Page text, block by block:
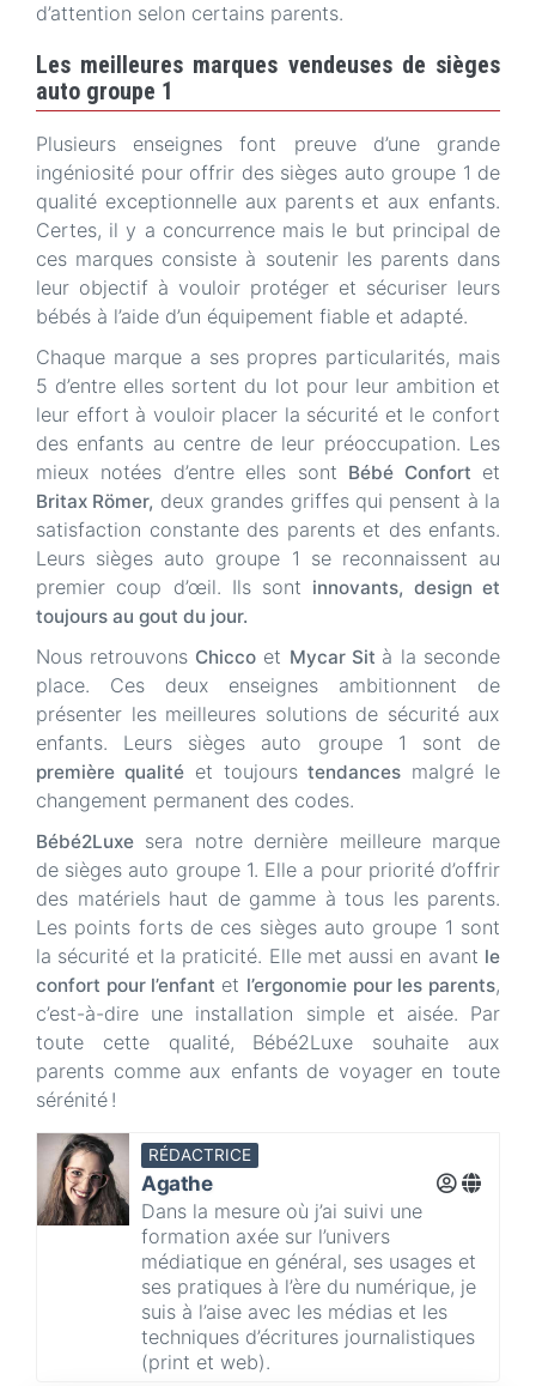
d’attention selon certains parents.
Les meilleures marques vendeuses de sièges
auto groupe 1
Plusieurs enseignes font preuve d’une grande
ingéniosité pour offrir des sièges auto groupe 1 de
qualité exceptionnelle aux parents et aux enfants.
Certes, il y a concurrence mais le but principal de
ces marques consiste à soutenir les parents dans
leur objectif à vouloir protéger et sécuriser leurs
bébés à l’aide d’un équipement fiable et adapté.
Chaque marque a ses propres particularités, mais
5 d’entre elles sortent du lot pour leur ambition et
leur effort à vouloir placer la sécurité et le confort
des enfants au centre de leur préoccupation. Les
mieux notées d’entre elles sont Bébé Confort et
Britax Römer, deux grandes griffes qui pensent à la
satisfaction constante des parents et des enfants.
Leurs sièges auto groupe 1 se reconnaissent au
premier coup d’œil. Ils sont innovants, design et
toujours au gout du jour.
Nous retrouvons Chiccoet Mycar Sit à la seconde
place. Ces deux enseignes ambitionnent de
présenter les meilleures solutions de sécurité aux
enfants. Leurs sièges auto groupe 1 sont de
première qualitéet toujourstendances malgré le
changement permanent des codes.
Bébé2Luxe sera notre dernière meilleure marque
de sièges auto groupe 1. Elle a pour priorité d’offrir
des matériels haut de gamme à tous les parents.
Les points forts de ces sièges auto groupe 1 sont
la sécurité et la praticité. Elle met aussi en avant le
confort pour l’enfant et l’ergonomie pour les parents,
c’est-à-dire une installation simple et aisée. Par
toute cette qualité, Bébé2Luxe souhaite aux
parents comme aux enfants de voyager en toute
sérénité !
RÉDACTRICE
Agathe
Dans la mesure où j’ai suivi une
formation axée sur l’univers
médiatique en général, ses usages et
ses pratiques à l’ère du numérique, je
suis à l’aise avec les médias et les
techniques d’écritures journalistiques
(print et web).